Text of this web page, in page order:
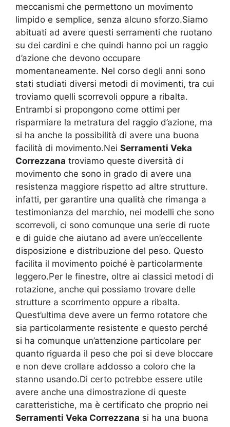
meccanismi che permettono un movimento
limpido e semplice, senza alcuno sforzo.Siamo
abituati ad avere questi serramenti che ruotano
su dei cardini e che quindi hanno poi un raggio
d’azione che devono occupare
momentaneamente. Nel corso degli anni sono
stati studiati diversi metodi di movimenti, tra cui
troviamo quelli scorrevoli oppure a ribalta.
Entrambi si propongono come ottimi per
risparmiare la metratura del raggio d’azione, ma
si ha anche la possibilità di avere una buona
facilità di movimento.Nei Serramenti Veka
Correzzana troviamo queste diversità di
movimento che sono in grado di avere una
resistenza maggiore rispetto ad altre strutture.
infatti, per garantire una qualità che rimanga a
testimonianza del marchio, nei modelli che sono
scorrevoli, ci sono comunque una serie di ruote
e di guide che aiutano ad avere un’eccellente
disposizione e distribuzione del peso. Questo
facilita il movimento poiché è particolarmente
leggero.Per le finestre, oltre ai classici metodi di
rotazione, anche qui possiamo trovare delle
strutture a scorrimento oppure a ribalta.
Quest’ultima deve avere un fermo rotatore che
sia particolarmente resistente e questo perché
si ha comunque un’attenzione particolare per
quanto riguarda il peso che poi si deve bloccare
e non deve crollare addosso a coloro che la
stanno usando.Di certo potrebbe essere utile
avere anche una dimostrazione di queste
caratteristiche, ma è certificato che proprio nei
Serramenti Veka Correzzana si ha una buona